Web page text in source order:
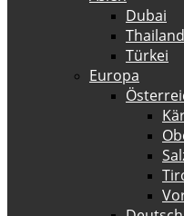
Dubai
Thailand
Türkei
Europa